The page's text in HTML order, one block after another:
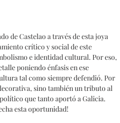
de Castelao a través de esta joya
crítico y social de este
e identidad cultural. Por eso,
poniendo énfasis en ese
tal como siempre defendió. Por
sino también un tributo al
que tanto aportó a Galicia.
esta oportunidad!